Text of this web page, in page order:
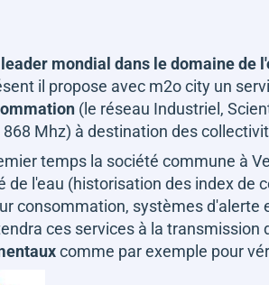
leader mondial dans le domaine de
il propose avec m2o city un
(le réseau Industriel,
Mhz) à destination des
temps la société commune à
de l'eau (historisation des index
consommation, systèmes d'alerte
ces services à la transmission
comme par exemple pour